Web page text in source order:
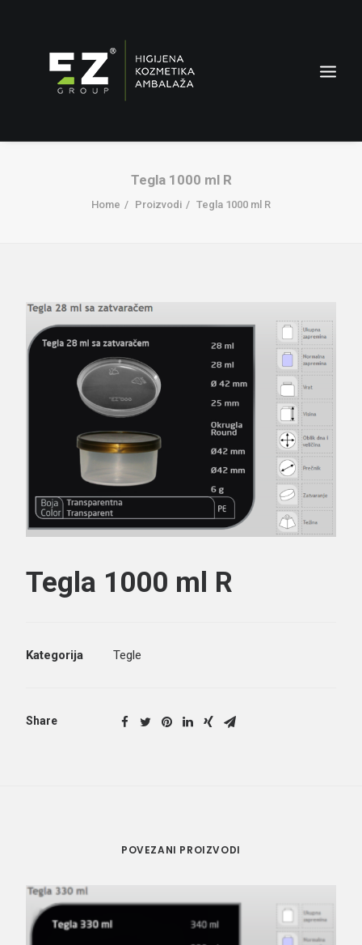
Search
Tegla 1000 ml R
Home Proizvodi Tegla 1000 ml R
Tegla 1000 ml R
Kategorija Tegle
Share
POVEZANI PROIZVODI